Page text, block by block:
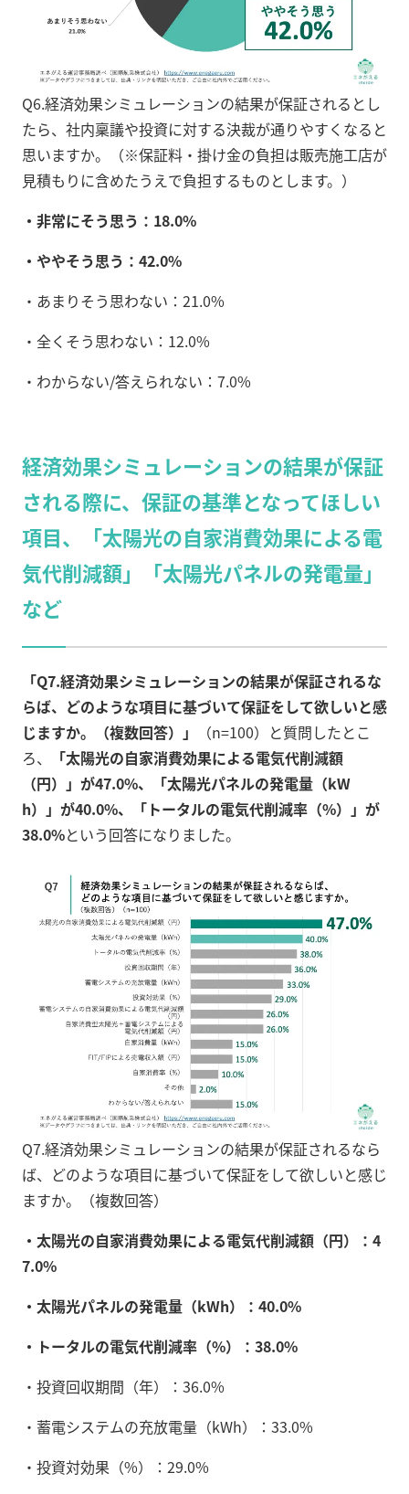
Q6.経済効果シミュレーションの結果が保証されるとし
たら、社内稟議や投資に対する決裁が通りやすくなると
思いますか。（※保証料・掛け金の負担は販売施工店が
見積もりに含めたうえで負担するものとします。）
・非常にそう思う：18.0%
・ややそう思う：42.0%
・あまりそう思わない：21.0%
・全くそう思わない：12.0%
・わからない/答えられない：7.0%
経済効果シミュレーションの結果が保証
される際に、保証の基準となってほしい
項目、「太陽光の自家消費効果による電
気代削減額」「太陽光パネルの発電量」
など
「Q7.経済効果シミュレーションの結果が保証されるな
らば、どのような項目に基づいて保証をして欲しいと感
じますか。（複数回答）」
（n=100）と質問したとこ
ろ、
「太陽光の自家消費効果による電気代削減額
（円）」が47.0%、「太陽光パネルの発電量（kW
h）」が40.0%、「トータルの電気代削減率（%）」が
38.0%という回答になりました。
Q7.経済効果シミュレーションの結果が保証されるなら
ば、どのような項目に基づいて保証をして欲しいと感じ
ますか。（複数回答）
・太陽光の自家消費効果による電気代削減額（円）：4
7.0%
・太陽光パネルの発電量（kWh）：40.0%
・トータルの電気代削減率（%）：38.0%
・投資回収期間（年）：36.0%
・蓄電システムの充放電量（kWh）：33.0%
・投資対効果（%）：29.0%